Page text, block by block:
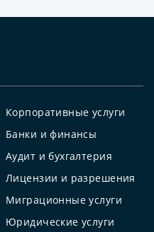
Корпоративные услуги
Банки и финансы
Аудит и бухгалтерия
Лицензии и разрешения
Миграционные услуги
Юридические услуги